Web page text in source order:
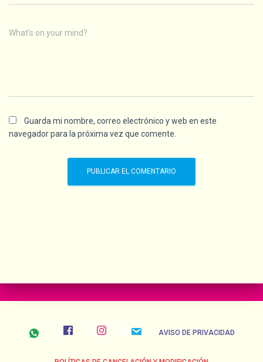
What's on your mind?
Guarda mi nombre, correo electrónico y web en este
navegador para la próxima vez que comente.
AVISO DE PRIVACIDAD